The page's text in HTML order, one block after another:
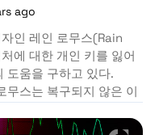
ago
인 레인 로무스(Rain
에 대한 개인 키를 잃어
도움을 구하고 있다.
스는 복구되지 않은 이